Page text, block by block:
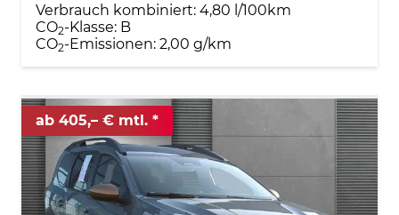
Verbrauch kombiniert: 4,80 l/100km
CO2-Klasse: B
CO2-Emissionen: 2,00 g/km
ab 405,– € mtl.